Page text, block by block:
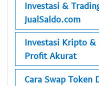
Investasi &
JualSaldo.com
Investasi Kripto &
Profit Akurat
Cara Swap Token